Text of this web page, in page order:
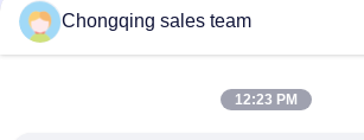
CE YR500-4 High
Torque Wound Rotor
Chongqing sales team
12:23 PM